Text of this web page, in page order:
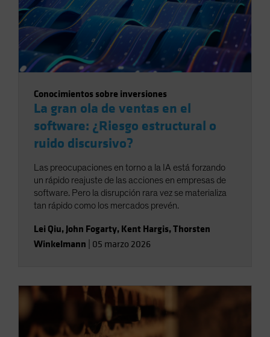
Conocimientos sobre inversiones
La gran ola de ventas en el
software: ¿Riesgo estructural o
ruido discursivo?
Las preocupaciones en torno a la IA está forzando
un rápido reajuste de las acciones en empresas de
software. Pero la disrupción rara vez se materializa
tan rápido como los mercados prevén.
Lei Qiu, John Fogarty, Kent Hargis,Thorsten
Winkelmann 05 marzo 2026